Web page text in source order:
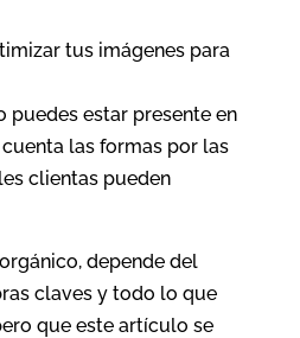
tus imágenes para
puedes estar presente en
las formas por las
clientas pueden
depende del
claves y todo lo que
que este artículo se